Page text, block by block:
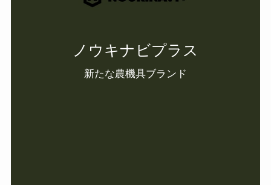
ノウキナビプラス
新たな農機具ブランド